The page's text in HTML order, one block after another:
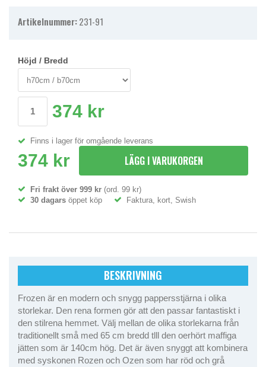
Artikelnummer:231-91
Höjd / Bredd
374 kr
Finns i lager för omgående leverans
374 kr LÄGG I VARUKORGEN
Fri frakt över 999 kr (ord. 99 kr)
30 dagars öppet köp Faktura, kort, Swish
BESKRIVNING
Frozen är en modern och snygg pappersstjärna i olika
storlekar. Den rena formen gör att den passar fantastiskt i
den stilrena hemmet. Välj mellan de olika storlekarna från
traditionellt små med 65 cm bredd tlll den oerhört maffiga
jätten som är 140cm hög. Det är även snyggt att kombinera
med syskonen Rozen och Ozen som har röd och grå